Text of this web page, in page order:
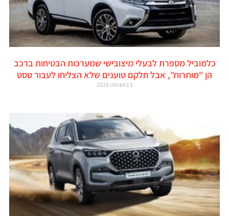
כלמוביל מספרת לבעלי מיצובישי שמערכות הבטיחות ברכב
הן "מותרות", אבל חלקם טוענים שלא הצליחו לעבור טסט
5 באוגוסט 2026